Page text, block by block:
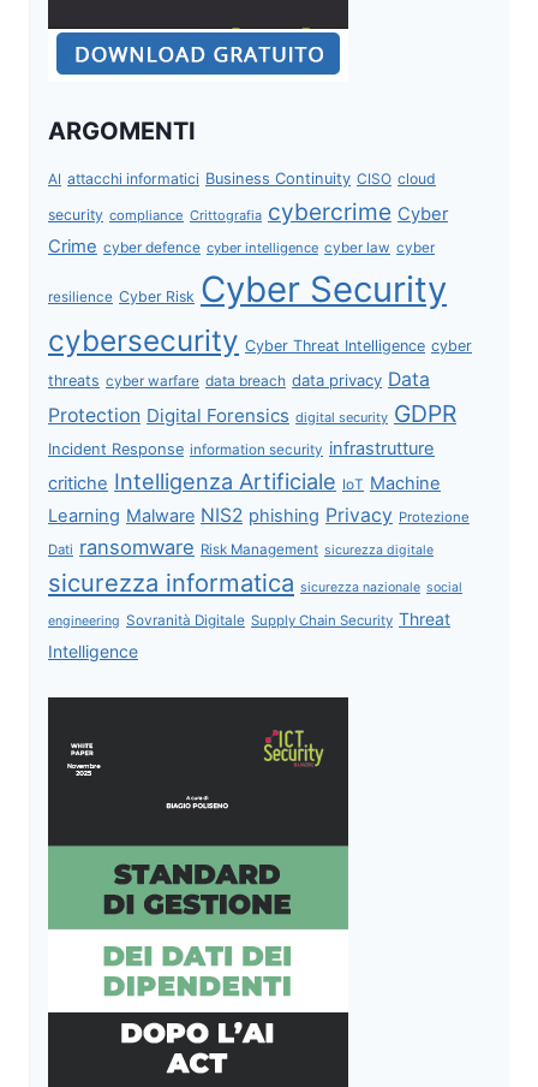
ARGOMENTI
AI attacchi informatici Business Continuity CISO cloud
security compliance Crittografia cybercrime Cyber
Crime cyber defence cyber intelligence cyber law cyber
resilience Cyber Risk Cyber Security
cybersecurity Cyber Threat Intelligence cyber
threats cyber warfare data breach data privacy Data
Protection Digital Forensics digital security GDPR
Incident Response information security infrastrutture
critiche Intelligenza Artificiale IoT Machine
Learning Malware NIS2 phishing Privacy Protezione
Dati ransomware Risk Management sicurezza digitale
sicurezza informatica sicurezza nazionale social
engineering Sovranità Digitale Supply Chain Security Threat
Intelligence